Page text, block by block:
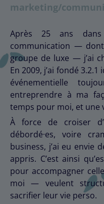
marketing/
Après 25 ans
communication —
groupe de luxe — j’ai
En 2009, j’ai fondé
événementielle
entreprendre à ma
temps pour moi, et une
À force de croiser
débordé·es, voire
business, j’ai eu envie
appris. C’est ainsi
pour accompagner
moi — veulent
sacrifier leur vie perso.